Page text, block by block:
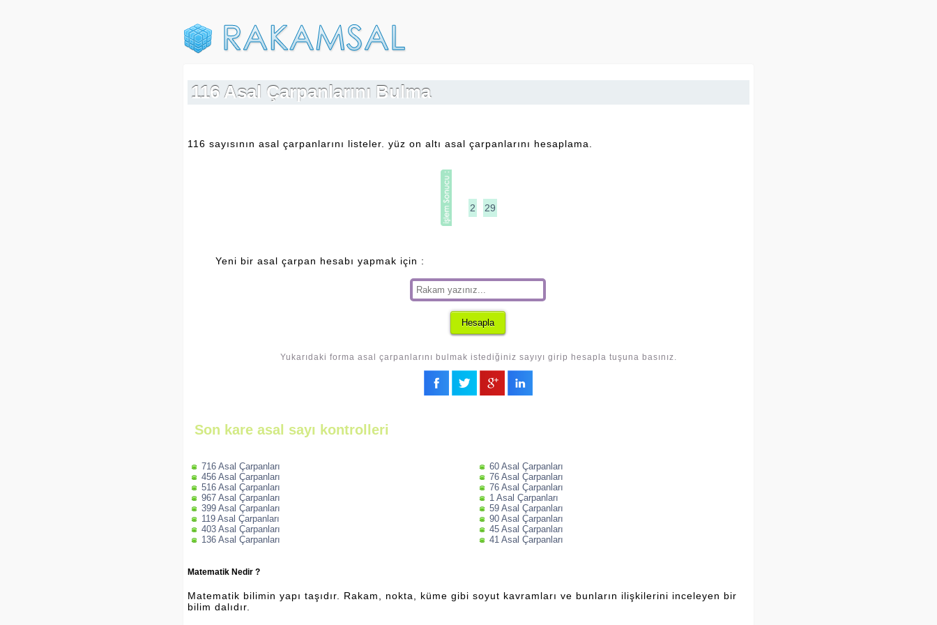
116 Asal Çarpanlarını Bulma
116 sayısının asal çarpanlarını listeler. yüz on altı asal çarpanlarını hesaplama.
2 29
Yeni bir asal çarpan hesabı yapmak için :
Yukarıdaki forma asal çarpanlarını bulmak istediğiniz sayıyı girip hesapla tuşuna basınız.
Son kare asal sayı kontrolleri
716 Asal Çarpanları
456 Asal Çarpanları
516 Asal Çarpanları
967 Asal Çarpanları
399 Asal Çarpanları
119 Asal Çarpanları
403 Asal Çarpanları
136 Asal Çarpanları
60 Asal Çarpanları
76 Asal Çarpanları
76 Asal Çarpanları
1 Asal Çarpanları
59 Asal Çarpanları
90 Asal Çarpanları
45 Asal Çarpanları
41 Asal Çarpanları
Matematik Nedir ?
Matematik bilimin yapı taşıdır. Rakam, nokta, küme gibi soyut kavramları ve bunların ilişkilerini inceleyen bir
bilim dalıdır.